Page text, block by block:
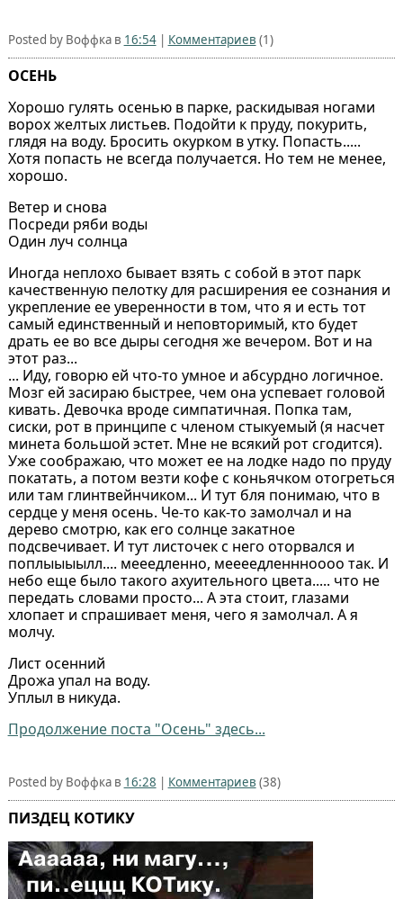
Posted by Воффка в 16:54| Комментариев (1)
ОСЕНЬ
Хорошо гулять осенью в парке, раскидывая ногами
ворох желтых листьев. Подойти к пруду, покурить,
глядя на воду. Бросить окурком в утку. Попасть.....
Хотя попасть не всегда получается. Но тем не менее,
хорошо.
Ветер и снова
Посреди ряби воды
Один луч солнца
Иногда неплохо бывает взять с собой в этот парк
качественную пелотку для расширения ее сознания и
укрепление ее уверенности в том, что я и есть тот
самый единственный и неповторимый, кто будет
драть ее во все дыры сегодня же вечером. Вот и на
этот раз...
... Иду, говорю ей что-то умное и абсурдно логичное.
Мозг ей засираю быстрее, чем она успевает головой
кивать. Девочка вроде симпатичная. Попка там,
сиски, рот в принципе с членом стыкуемый (я насчет
минета большой эстет. Мне не всякий рот сгодится).
Уже соображаю, что может ее на лодке надо по пруду
покатать, а потом везти кофе с коньячком отогреться
или там глинтвейнчиком... И тут бля понимаю, что в
сердце у меня осень. Че-то как-то замолчал и на
дерево смотрю, как его солнце закатное
подсвечивает. И тут листочек с него оторвался и
поплыыыылл.... мееедленно, меееедленнноооо так. И
небо еще было такого ахуительного цвета..... что не
передать словами просто... А эта стоит, глазами
хлопает и спрашивает меня, чего я замолчал. А я
молчу.
Лист осенний
Дрожа упал на воду.
Уплыл в никуда.
Продолжение поста "Осень" здесь...
Posted by Воффка в 16:28 | Комментариев (38)
ПИЗДЕЦ КОТИКУ